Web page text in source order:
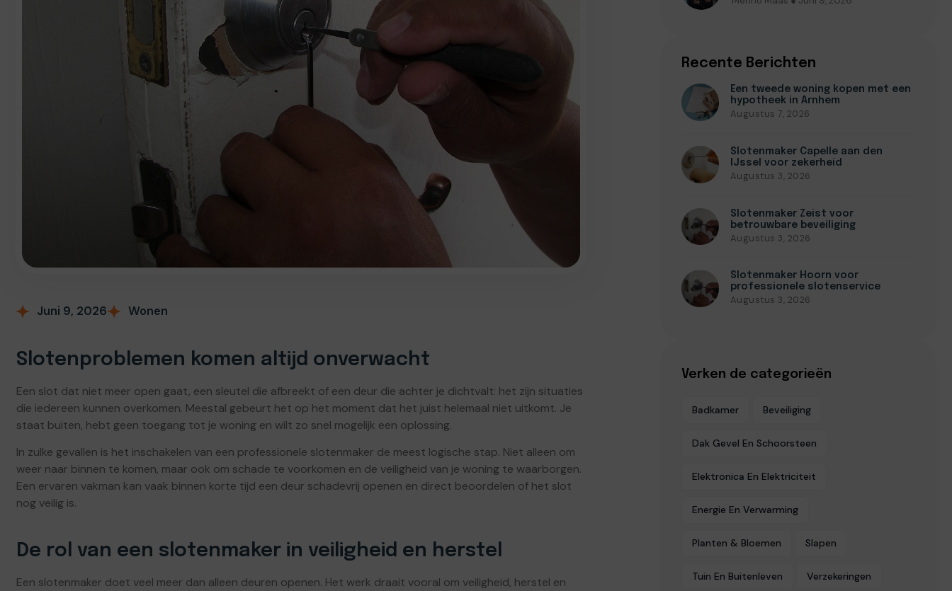
Juni 9, 2026 Wonen
Slotenproblemen komen altijd onverwacht
Een slot dat niet meer open gaat, een sleutel die afbreekt of een deur die achter je dichtvalt: het zijn situaties
die iedereen kunnen overkomen. Meestal gebeurt het op het moment dat het juist helemaal niet uitkomt. Je
staat buiten, hebt geen toegang tot je woning en wilt zo snel mogelijk een oplossing.
In zulke gevallen is het inschakelen van een professionele slotenmaker de meest logische stap. Niet alleen om
weer naar binnen te komen, maar ook om schade te voorkomen en de veiligheid van je woning te waarborgen.
Een ervaren vakman kan vaak binnen korte tijd een deur schadevrij openen en direct beoordelen of het slot
nog veilig is.
De rol van een slotenmaker in veiligheid en herstel
Een slotenmaker doet veel meer dan alleen deuren openen. Het werk draait vooral om veiligheid, herstel en
Recente Berichten
Een tweede woning kopen met een
hypotheek in Arnhem
Augustus 7, 2026
Slotenmaker Capelle aan den
IJssel voor zekerheid
Augustus 3, 2026
Slotenmaker Zeist voor
betrouwbare beveiliging
Augustus 3, 2026
Slotenmaker Hoorn voor
professionele slotenservice
Augustus 3, 2026
Verken de categorieën
Badkamer Beveiliging
Dak Gevel En Schoorsteen
Elektronica En Elektriciteit
Energie En Verwarming
Planten & Bloemen Slapen
Tuin En Buitenleven Verzekeringen